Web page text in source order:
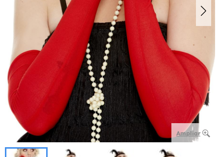
Ampliar